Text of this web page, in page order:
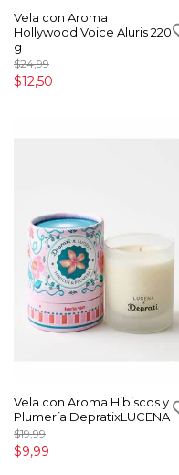
Vela con Aroma
Hollywood Voice Aluris 220
g
$24,99
$12,50
Vela con Aroma Hibiscos y
Plumería DepratixLUCENA
$19,99
$9,99